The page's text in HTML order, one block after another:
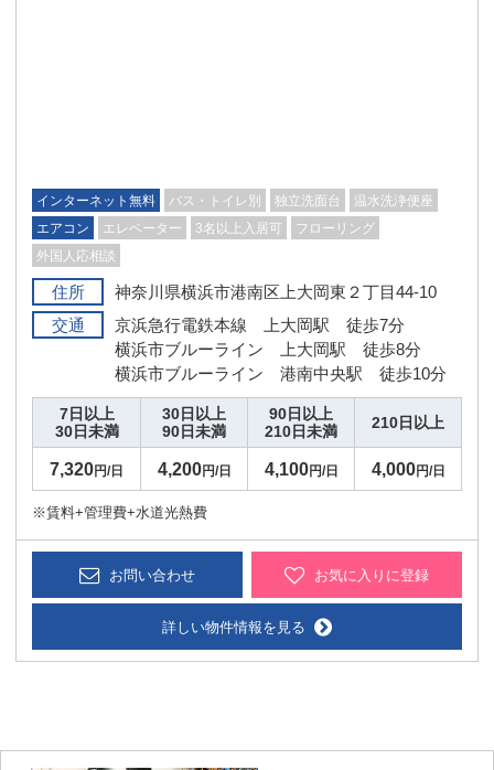
インターネット無料 バス・トイレ別 独立洗面台
温水洗浄便座
エアコン
エレベーター 3名以上入居可
フローリング
外国人応相談
住所
神奈川県横浜市港南区上大岡東２丁目44-10
交通
京浜急行電鉄本線 上大岡駅 徒歩7分
横浜市ブルーライン 上大岡駅 徒歩8分
横浜市ブルーライン 港南中央駅 徒歩10分
7日以上
30日未満
30日以上
90日未満
90日以上
210日未満
210日以上
7,320円/日 4,200円/日 4,100円/日 4,000円/日
※賃料+管理費+水道光熱費
お問い合わせ お気に入りに登録
詳しい物件情報を見る